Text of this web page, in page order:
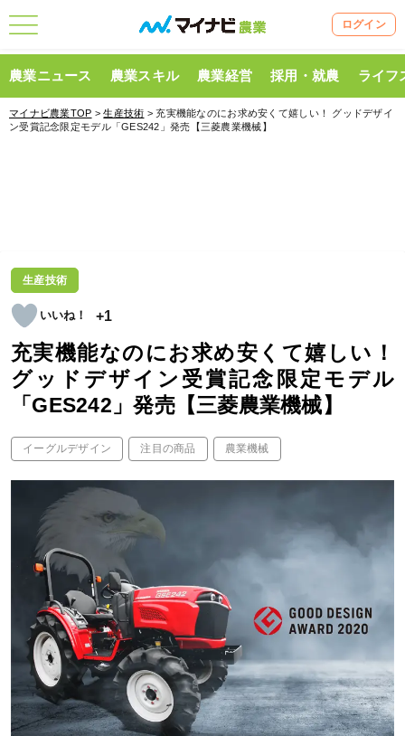
ログイン
農業ニュース 農業スキル 農業経営 採用・就農 ライフ
マイナビ農業TOP >生産技術 > 充実機能なのにお求め安くて嬉しい！ グッドデザイ
ン受賞記念限定モデル「GES242」発売【三菱農業機械】
生産技術
+1
充実機能なのにお求め安くて嬉しい！
グッドデザイン受賞記念限定モデル
「GES242」発売【三菱農業機械】
イーグルデザイン 注目の商品 農業機械